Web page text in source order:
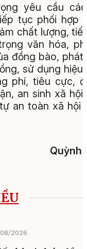
yêu cầu
tục phối hợp
chất lượng,
văn hóa,
đồng bào, phát
sử dụng hiệu
phí, tiêu cực,
an sinh xã
an toàn xã hội
Quỳnh
2026